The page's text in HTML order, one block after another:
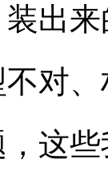
出
对
这